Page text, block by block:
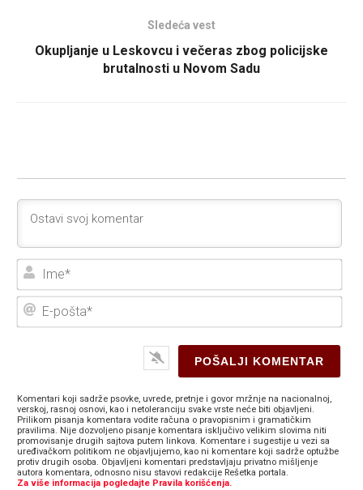
Sledeća vest
Okupljanje u Leskovcu i večeras zbog policijske
brutalnosti u Novom Sadu
E-
Komentari koji sadrže psovke, uvrede, pretnje i govor mržnje na nacionalnoj,
verskoj, rasnoj osnovi, kao i netoleranciju svake vrste neće biti objavljeni.
Prilikom pisanja komentara vodite računa o pravopisnim i gramatičkim
pravilima. Nije dozvoljeno pisanje komentara isključivo velikim slovima niti
promovisanje drugih sajtova putem linkova. Komentare i sugestije u vezi sa
uređivačkom politikom ne objavljujemo, kao ni komentare koji sadrže optužbe
protiv drugih osoba. Objavljeni komentari predstavljaju privatno mišljenje
autora komentara, odnosno nisu stavovi redakcije Rešetka portala.
Za više informacija pogledajte Pravila korišćenja.